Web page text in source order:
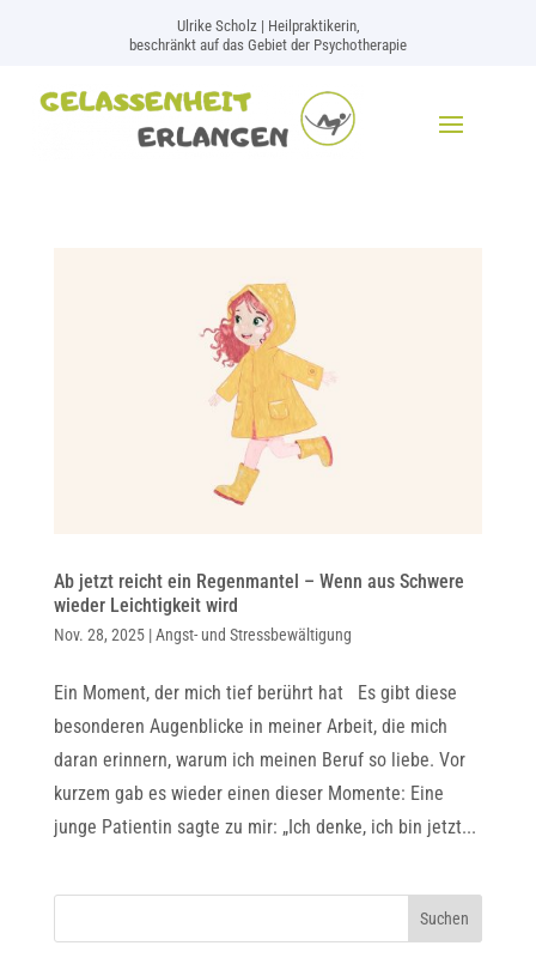
Ulrike Scholz | Heilpraktikerin,
beschränkt auf das Gebiet der Psychotherapie
Ab jetzt reicht ein Regenmantel – Wenn aus Schwere
wieder Leichtigkeit wird
Nov. 28, 2025|Angst- und Stressbewältigung
Ein Moment, der mich tief berührt hat Es gibt diese
besonderen Augenblicke in meiner Arbeit, die mich
daran erinnern, warum ich meinen Beruf so liebe. Vor
kurzem gab es wieder einen dieser Momente: Eine
junge Patientin sagte zu mir: „Ich denke, ich bin jetzt...
Suchen